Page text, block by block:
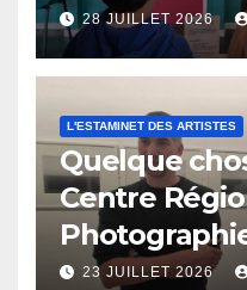
28 JUILLET 2026
L'ESTAMINET DES ARTISTES
Quelque
Centre
octobre
23 JUILLET 2026